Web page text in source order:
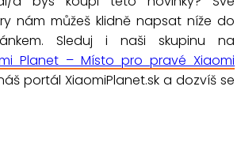
nám můžeš klidně napsat níže do
Sleduj i naši skupinu na
Planet – Místo pro pravé Xiaomi
portál XiaomiPlanet.sk a dozvíš se